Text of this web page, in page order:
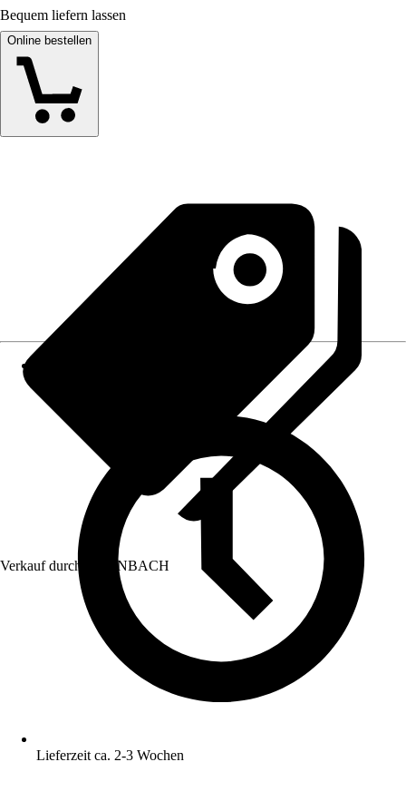
Bequem liefern lassen
Online bestellen
Verkauf durch: HORNBACH
Lieferzeit ca. 2-3 Wochen